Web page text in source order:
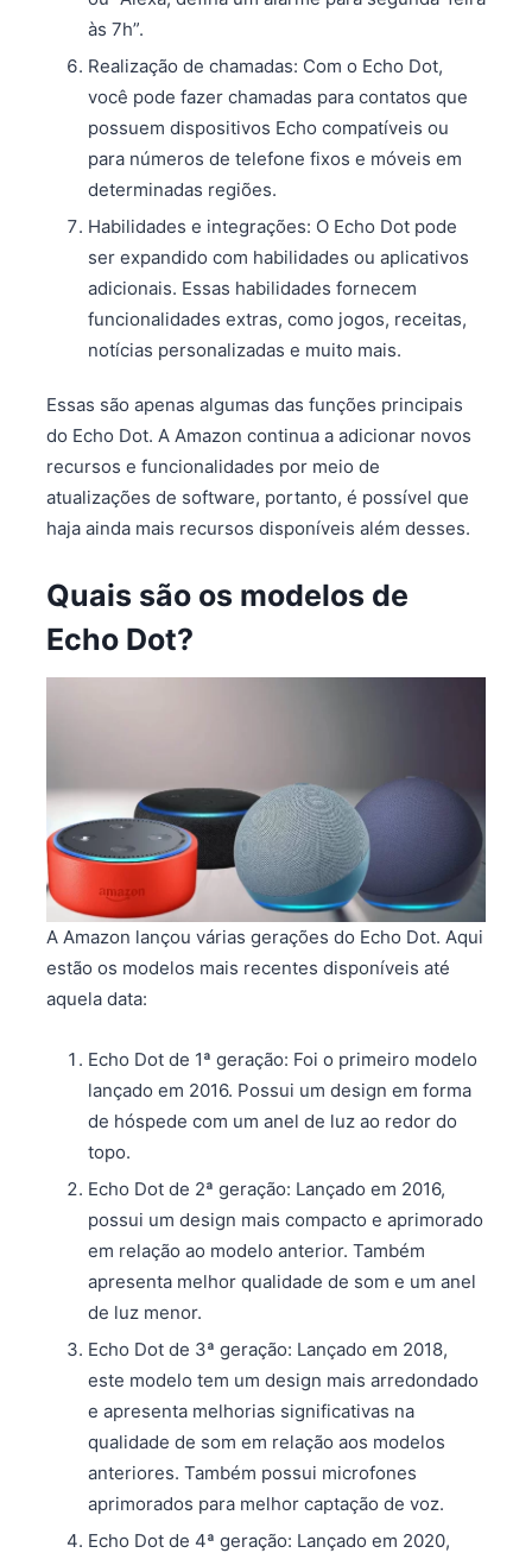
às 7h”.
Realização de chamadas: Com o Echo Dot,
você pode fazer chamadas para contatos que
possuem dispositivos Echo compatíveis ou
para números de telefone fixos e móveis em
determinadas regiões.
Habilidades e integrações: O Echo Dot pode
ser expandido com habilidades ou aplicativos
adicionais. Essas habilidades fornecem
funcionalidades extras, como jogos, receitas,
notícias personalizadas e muito mais.
Essas são apenas algumas das funções principais
do Echo Dot. A Amazon continua a adicionar novos
recursos e funcionalidades por meio de
atualizações de software, portanto, é possível que
haja ainda mais recursos disponíveis além desses.
Quais são os modelos de
Echo Dot?
A Amazon lançou várias gerações do Echo Dot. Aqui
estão os modelos mais recentes disponíveis até
aquela data:
Echo Dot de 1ª geração: Foi o primeiro modelo
lançado em 2016. Possui um design em forma
de hóspede com um anel de luz ao redor do
topo.
Echo Dot de 2ª geração: Lançado em 2016,
possui um design mais compacto e aprimorado
em relação ao modelo anterior. Também
apresenta melhor qualidade de som e um anel
de luz menor.
Echo Dot de 3ª geração: Lançado em 2018,
este modelo tem um design mais arredondado
e apresenta melhorias significativas na
qualidade de som em relação aos modelos
anteriores. Também possui microfones
aprimorados para melhor captação de voz.
Echo Dot de 4ª geração: Lançado em 2020,